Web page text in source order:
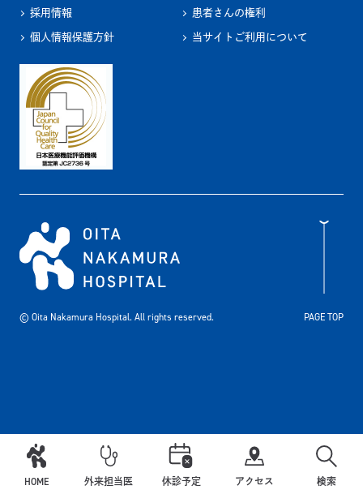
HOME 外来担当医 休診予定 アクセス 検索
採用情報 患者さんの権利
個人情報保護方針 当サイトご利用について
© Oita Nakamura Hospital. All rights reserved. PAGE TOP